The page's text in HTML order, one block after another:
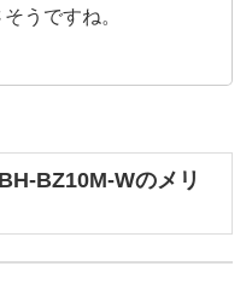
うですね。
BZ10M-Wのメリ